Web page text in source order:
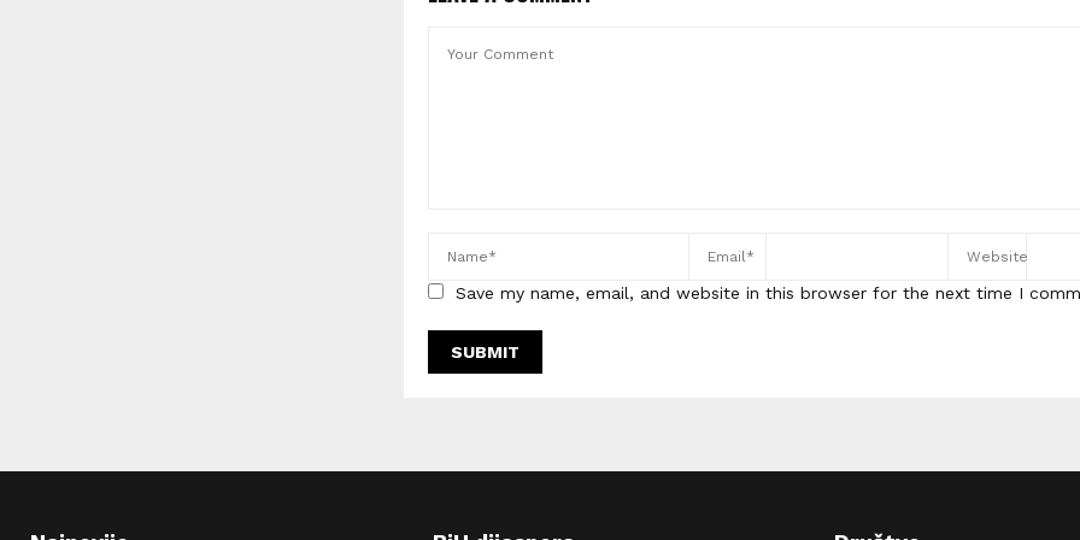
Save my name, email, and website in this browser for the next time I